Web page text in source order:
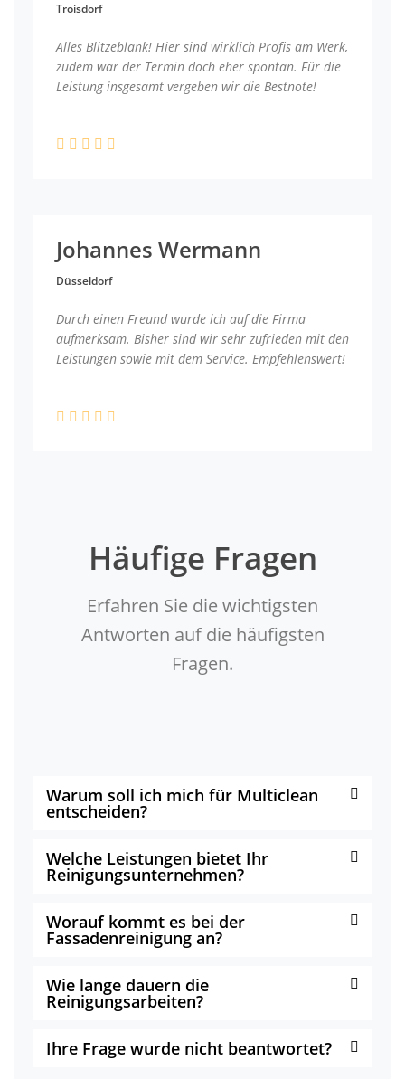
Troisdorf
Alles Blitzeblank! Hier sind wirklich Profis am Werk,
zudem war der Termin doch eher spontan. Für die
Leistung insgesamt vergeben wir die Bestnote!
Johannes Wermann
Düsseldorf
Durch einen Freund wurde ich auf die Firma
aufmerksam. Bisher sind wir sehr zufrieden mit den
Leistungen sowie mit dem Service. Empfehlenswert!
Häufige Fragen
Erfahren Sie die wichtigsten
Antworten auf die häufigsten
Fragen.
Warum soll ich mich für Multiclean
entscheiden?
Welche Leistungen bietet Ihr
Reinigungsunternehmen?
Worauf kommt es bei der
Fassadenreinigung an?
Wie lange dauern die
Reinigungsarbeiten?
Ihre Frage wurde nicht beantwortet?